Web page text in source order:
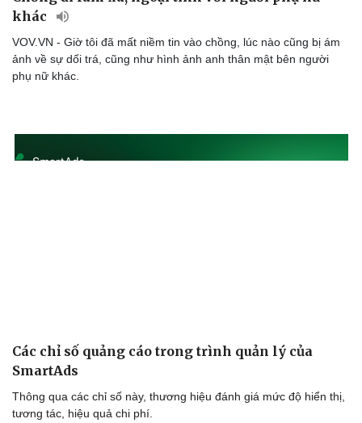
khác
VOV.VN - Giờ tôi đã mất niềm tin vào chồng, lúc nào cũng bị ám
ảnh về sự dối trá, cũng như hình ảnh anh thân mật bên người
phụ nữ khác.
Các chỉ số quảng cáo trong trình quản lý của
SmartAds
Thông qua các chỉ số này, thương hiệu đánh giá mức độ hiển thị,
tương tác, hiệu quả chi phí.